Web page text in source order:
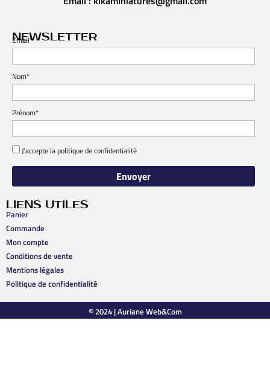
NEWSLETTER
Email*
Nom*
Prénom*
J'accepte lapolitique de confidentialité
LIENS UTILES
Panier
Commande
Mon compte
Conditions de vente
Mentions légales
Politique de confidentialité
© 2024 |Auriane Web&Com